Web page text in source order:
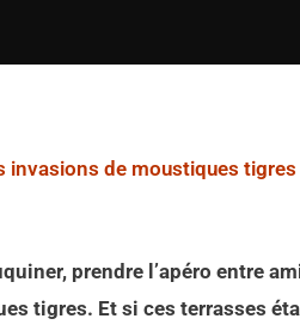
invasions de moustiques tigres
prendre l’apéro entre
tigres. Et si ces terrasses